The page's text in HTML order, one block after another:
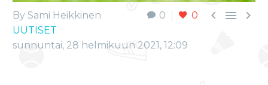
0 0   
By Sami Heikkinen
UUTISET
sunnuntai, 28 helmikuun 2021, 12:09